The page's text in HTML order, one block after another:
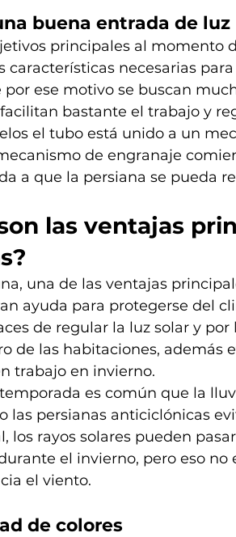
buena entrada de luz
principales al momento
características necesarias
por ese motivo se buscan
bastante el trabajo y
el tubo está unido a un
de engranaje
a que la persiana se pueda
las ventajas
una de las ventajas
ayuda para protegerse del
de regular la luz solar y
de las habitaciones, además
trabajo en invierno.
es común que la
las persianas anticiclónicas
los rayos solares pueden
el invierno, pero eso
el viento.
de colores